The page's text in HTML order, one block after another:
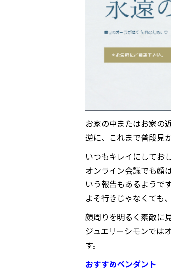
お家の中またはお家の
逆に、これまで普段見
いつもキレイにしてお
オンライン会議でも顔
いう報告もあるようです
よそ行きじゃなくても
顔周りを明るく素敵に
ジュエリーシモンでは
す。
おすすめペンダント